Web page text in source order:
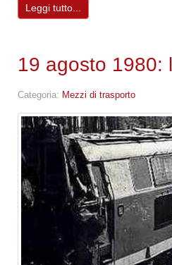
Leggi tutto...
19 agosto 1980:
Categoria: Mezzi di trasporto